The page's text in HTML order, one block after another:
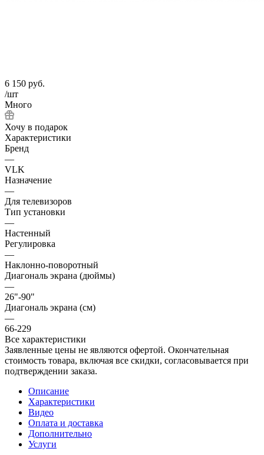
6 150 руб.
/шт
Много
Хочу в подарок
Характеристики
Бренд
—
VLK
Назначение
—
Для телевизоров
Тип установки
—
Настенный
Регулировка
—
Наклонно-поворотный
Диагональ экрана (дюймы)
—
26"-90"
Диагональ экрана (см)
—
66-229
Все характеристики
Заявленные цены не являются офертой. Окончательная
стоимость товара, включая все скидки, согласовывается при
подтверждении заказа.
Описание
Характеристики
Видео
Оплата и доставка
Дополнительно
Услуги